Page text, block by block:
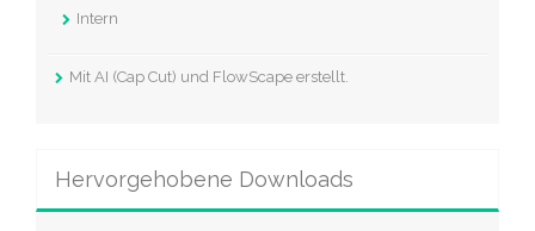
Intern
Mit AI (Cap Cut) und FlowScape erstellt.
Hervorgehobene Downloads